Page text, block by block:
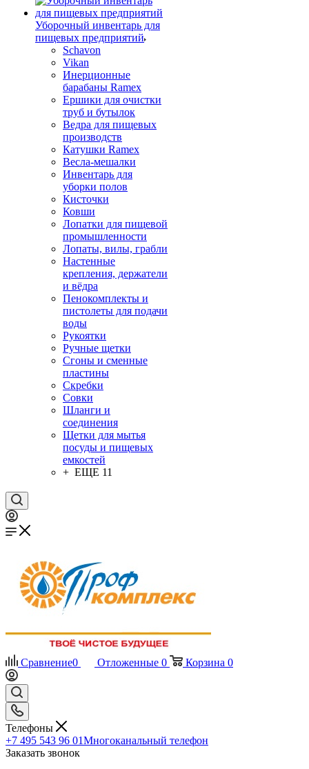
Уборочный инвентарь для
пищевых предприятий
Schavon
Vikan
Инерционные
барабаны Ramex
Ершики для очистки
труб и бутылок
Ведра для пищевых
производств
Катушки Ramex
Весла-мешалки
Инвентарь для
уборки полов
Кисточки
Ковши
Лопатки для пищевой
промышленности
Лопаты, вилы, грабли
Настенные
крепления, держатели
и вёдра
Пенокомплекты и
пистолеты для подачи
воды
Рукоятки
Ручные щетки
Сгоны и сменные
пластины
Скребки
Совки
Шланги и
соединения
Щетки для мытья
посуды и пищевых
емкостей
+ ЕЩЕ 11
Сравнение0 Отложенные 0 Корзина 0
Телефоны
+7 495 543 96 01Многоканальный телефон
Заказать звонок